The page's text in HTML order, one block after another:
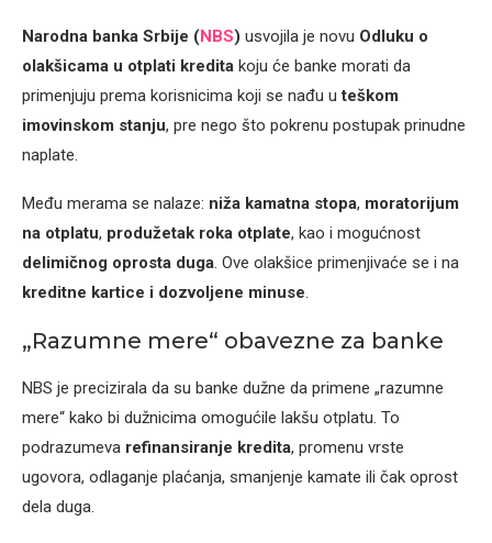
Narodna banka Srbije (NBS) usvojila je novu Odluku o
olakšicama u otplati kredita koju će banke morati da
primenjuju prema korisnicima koji se nađu uteškom
imovinskom stanju, pre nego što pokrenu postupak prinudne
naplate.
Među merama se nalaze: niža kamatna stopa, moratorijum
na otplatu, produžetak roka otplate, kao i mogućnost
delimičnog oprosta duga . Ove olakšice primenjivaće se i na
kreditne kartice i dozvoljene minuse
„Razumne mere“ obavezne za banke
NBS je precizirala da su banke dužne da primene „razumne
mere“ kako bi dužnicima omogućile lakšu otplatu. To
podrazumeva refinansiranje kredita, promenu vrste
ugovora, odlaganje plaćanja, smanjenje kamate ili čak oprost
dela duga.